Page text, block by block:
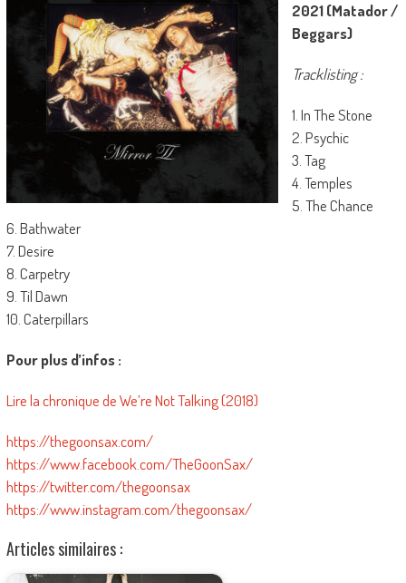
2021 (Matador /
Beggars)
Tracklisting :
1. In The Stone
2. Psychic
3. Tag
4. Temples
5. The Chance
6. Bathwater
7. Desire
8. Carpetry
9. Til Dawn
10. Caterpillars
Pour plus d’infos :
Lire la chronique de We’re Not Talking (2018)
https://thegoonsax.com/
https://www.facebook.com/TheGoonSax/
https://twitter.com/thegoonsax
https://www.instagram.com/thegoonsax/
Articles similaires :